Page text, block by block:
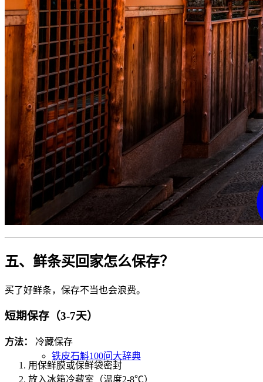
铁皮石斛100问大辞典
五、鲜条买回家怎么保存？
买了好鲜条，保存不当也会浪费。
短期保存（3-7天）
方法： 冷藏保存
用保鲜膜或保鲜袋密封
放入冰箱冷藏室（温度2-8℃）